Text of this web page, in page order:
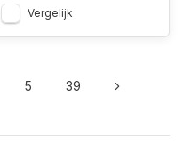
Vergelijk
5 39